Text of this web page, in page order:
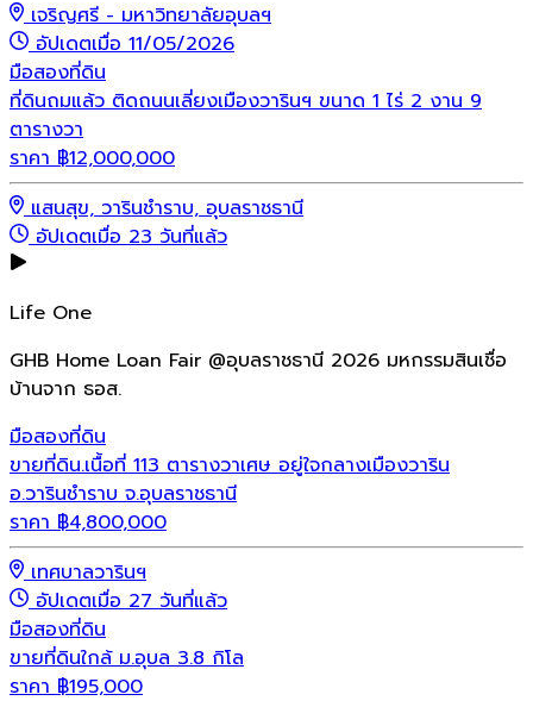
เจริญศรี - มหาวิทยาลัยอุบลฯ
อัปเดตเมื่อ 11/05/2026
มือสองที่ดิน
ที่ดินถมแล้ว ติดถนนเลี่ยงเมืองวารินฯ ขนาด 1 ไร่ 2 งาน 9
ตารางวา
ราคา ฿12,000,000
แสนสุข, วารินชำราบ, อุบลราชธานี
อัปเดตเมื่อ 23 วันที่แล้ว
Life One
GHB Home Loan Fair @อุบลราชธานี 2026 มหกรรมสินเชื่อ
บ้านจาก ธอส.
มือสองที่ดิน
ขายที่ดิน.เนื้อที่ 113 ตารางวาเศษ อยู่ใจกลางเมืองวาริน
อ.วารินชำราบ จ.อุบลราชธานี
ราคา ฿4,800,000
เทศบาลวารินฯ
อัปเดตเมื่อ 27 วันที่แล้ว
มือสองที่ดิน
ขายที่ดินใกล้ ม.อุบล 3.8 กิโล
ราคา ฿195,000